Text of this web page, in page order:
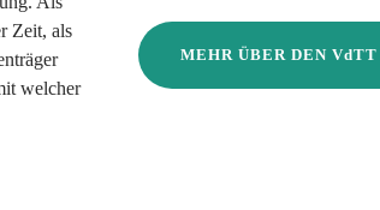
Zeit, als
welcher
MEHR ÜBER DEN VdTT